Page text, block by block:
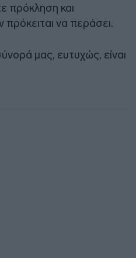
πρόκληση και
να περάσει.
μας, ευτυχώς, είναι